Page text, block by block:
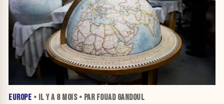
EUROPE • IL Y A 8 MOIS• PAR FOUAD GANDOUL